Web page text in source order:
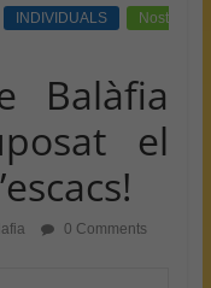
INDIVIDUALS
Nost
Balàfia
el
0 Comments